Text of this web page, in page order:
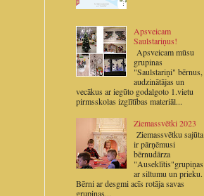
Apsveicam
Saulstariņus!
Apsveicam mūsu
grupinas
"Saulstariņi" bērnus,
audzinātājas un
vecākus ar iegūto godalgoto 1.vietu
pirmsskolas izglītības materiāl...
Ziemassvētki 2023
Ziemassvētku sajūta
ir pārņēmusi
bērnudārza
"Auseklītis"grupiņas
ar siltumu un prieku.
Bērni ar desgmi acīs rotāja savas
grupiņas...